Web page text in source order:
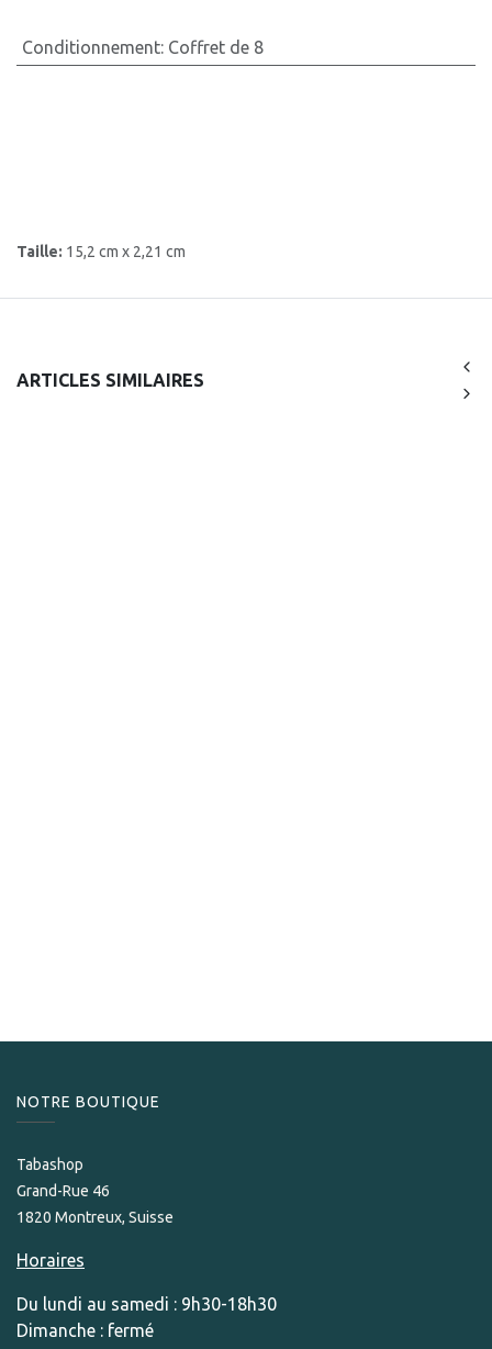
Conditionnement: Coffret de 8
Taille: 15,2 cm x 2,21 cm
ARTICLES SIMILAIRES
NOTRE BOUTIQUE
Tabashop
Grand-Rue 46
1820 Montreux, Suisse
Horaires
Du lundi au samedi : 9h30-18h30
Dimanche : fermé